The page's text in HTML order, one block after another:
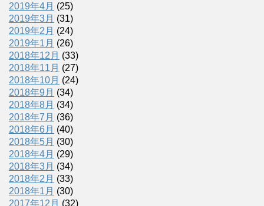
2019年4月 (25)
2019年3月 (31)
2019年2月 (24)
2019年1月 (26)
2018年12月 (33)
2018年11月 (27)
2018年10月 (24)
2018年9月 (34)
2018年8月 (34)
2018年7月 (36)
2018年6月 (40)
2018年5月 (30)
2018年4月 (29)
2018年3月 (34)
2018年2月 (33)
2018年1月 (30)
2017年12月 (32)